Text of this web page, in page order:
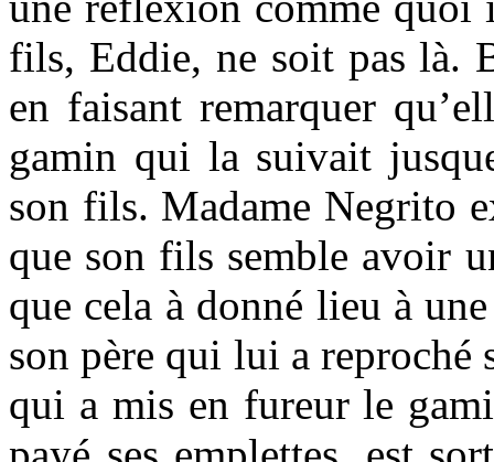
fils, Eddie, ne soit pas là.
en faisant remarquer
gamin qui la suivait
son fils. Madame Negrito
que son fils semble avoir
que cela à donné lieu à
son père qui lui a reproché
qui a mis en fureur le